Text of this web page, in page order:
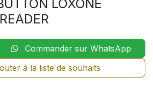
LOXONE
Commander sur WhatsApp
à la liste de souhaits